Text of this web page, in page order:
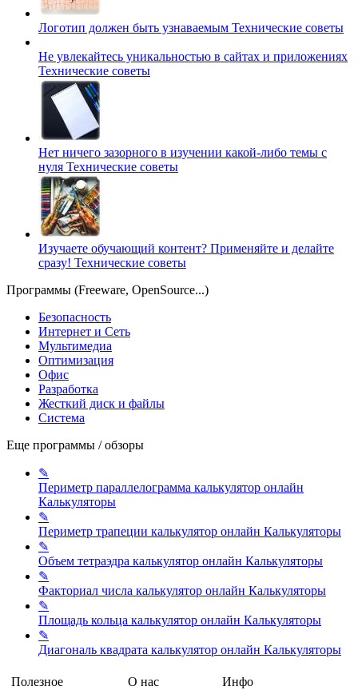
Логотип должен быть узнаваемым Технические советы
Не увлекайтесь уникальностью в сайтах и приложениях
Технические советы
Нет ничего зазорного в изучении какой-либо темы с
нуля Технические советы
Изучаете обучающий контент? Применяйте и делайте
сразу! Технические советы
Программы (Freeware, OpenSource...)
Безопасность
Интернет и Сеть
Мультимедиа
Оптимизация
Офис
Разработка
Жесткий диск и файлы
Система
Еще программы / обзоры
✎
Периметр параллелограмма калькулятор онлайн
Калькуляторы
✎
Периметр трапеции калькулятор онлайн Калькуляторы
✎
Объем тетраэдра калькулятор онлайн Калькуляторы
✎
Факториал числа калькулятор онлайн Калькуляторы
✎
Площадь кольца калькулятор онлайн Калькуляторы
✎
Диагональ квадрата калькулятор онлайн Калькуляторы
Полезное
О нас
Инфо